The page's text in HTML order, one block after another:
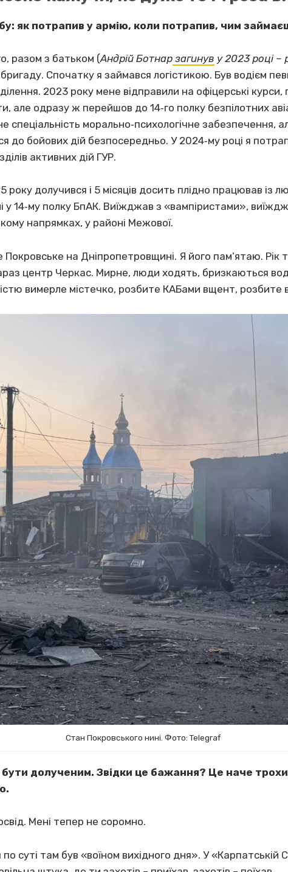
як потрапив у армію, коли потрапив, чим
разом з батьком (Андрій Ботнар загинув у 2023 році –
Спочатку я займався логістикою. Був водієм
2023 року мене відправили на офіцерські курси,
але одразу ж перейшов до 14‐го полку безпілотних
спеціальність морально‐психологічне забезпечення,
до бойових дій безпосередньо. У 2024‐му році я
активних дій ГУР.
долучився і 5 місяців досить плідно працював із
у 14‐му полку БпАК. Виїжджав з «вампіристами»,
напрямках, у районі Межової.
на Дніпропетровщині. Я його пам’ятаю. Рік
центр Черкас. Мирне, люди ходять, бризкаються
вимерле містечко, розбите КАБами вщент, розбите
Стан Покровського нині. Фото: Telegraf
долученим. Звідки це бажання? Це наче
Мені тепер не соромно.
суті там був «воїном вихідного дня». У «Карпатській